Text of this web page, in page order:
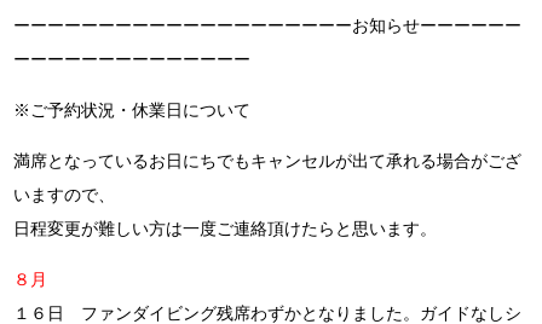
ーーーーーーーーーーーーーーーーーーーーお知らせーーーーーー
ーーーーーーーーーーーーーー
※ご予約状況・休業日について
満席となっているお日にちでもキャンセルが出て承れる場合がござ
いますので、
日程変更が難しい方は一度ご連絡頂けたらと思います。
８月
１６日 ファンダイビング残席わずかとなりました。ガイドなしシ